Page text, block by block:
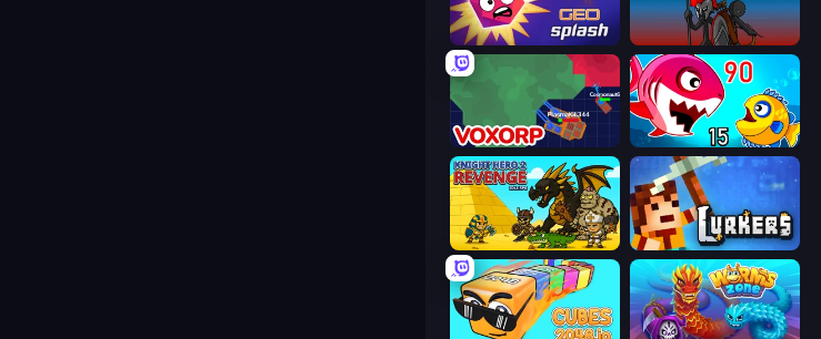
GEOsplash Stick War
Voxorp Fish Eat Getting Big
Knight Hero 2 Revenge Idle RPG Lurkers.io